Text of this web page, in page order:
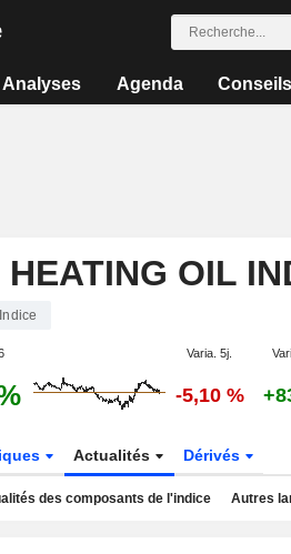
Analyses Agenda Conseils
OIL
Indice
Varia. 5j.
-5,10 %
Actualités Dérivés
des composants de l'indice Autres